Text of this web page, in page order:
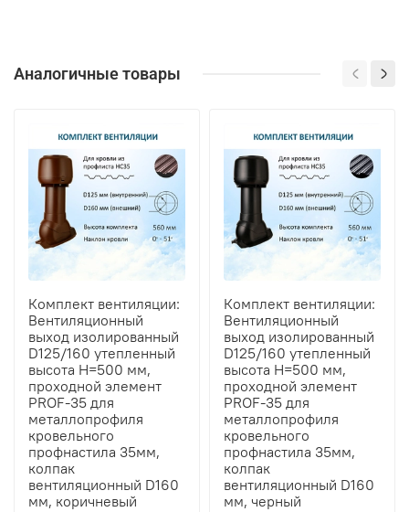
Аналогичные товары
Комплект вентиляции:
Вентиляционный
выход изолированный
D125/160 утепленный
высота H=500 мм,
проходной элемент
PROF-35 для
металлопрофиля
кровельного
профнастила 35мм,
колпак
вентиляционный D160
мм, коричневый
Комплект вентиляции:
Вентиляционный
выход изолированный
D125/160 утепленный
высота H=500 мм,
проходной элемент
PROF-35 для
металлопрофиля
кровельного
профнастила 35мм,
колпак
вентиляционный D160
мм, черный